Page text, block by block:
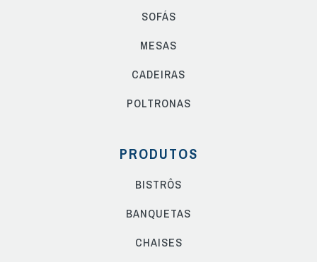
SOFÁS
MESAS
CADEIRAS
POLTRONAS
PRODUTOS
BISTRÔS
BANQUETAS
CHAISES